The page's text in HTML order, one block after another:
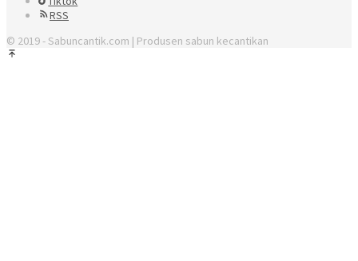
RSS
© 2019 - Sabuncantik.com | Produsen sabun kecantikan